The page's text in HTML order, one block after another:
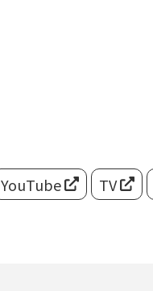
YouTube TV